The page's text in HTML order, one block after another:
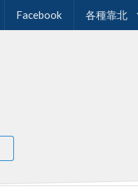
Facebook 各種靠北